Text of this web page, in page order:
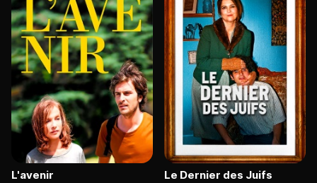
L'avenir Le Dernier des Juifs